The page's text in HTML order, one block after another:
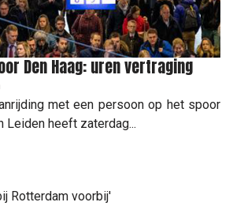
Den Haag: uren vertraging
met een persoon op het spoor
Leiden heeft zaterdag...